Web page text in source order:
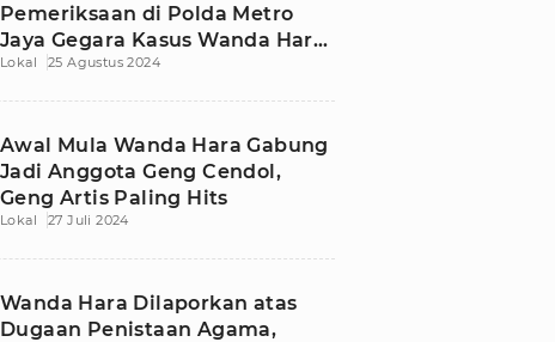
Pemeriksaan di Polda Metro
Jaya Gegara Kasus Wanda Hara
Bercadar
Lokal 25 Agustus 2024
Awal Mula Wanda Hara Gabung
Jadi Anggota Geng Cendol,
Geng Artis Paling Hits
Lokal 27 Juli 2024
Wanda Hara Dilaporkan atas
Dugaan Penistaan Agama,